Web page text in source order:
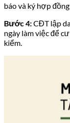
báo và ký hợp
Bước 4:CĐT lập
ngày làm việc để
kiểm.